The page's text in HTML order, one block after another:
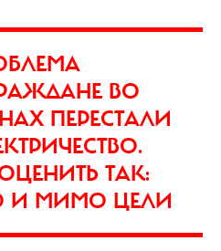
ВО
ПЕРЕСТАЛИ
ТАК:
И МИМО ЦЕЛИ